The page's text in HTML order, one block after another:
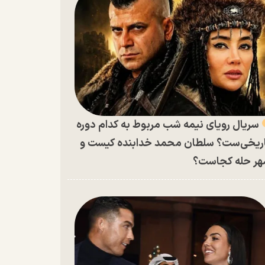
سریال رویای نیمه شب مربوط به کدام دوره
سلطان محمد خدابنده کیست و
حله کجاست؟